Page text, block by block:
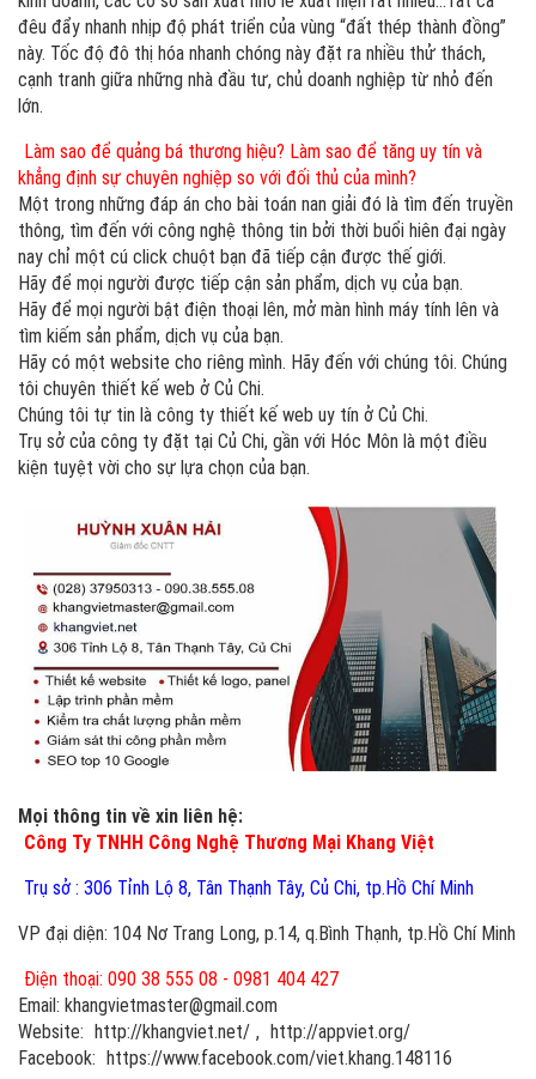
đêu đẩy nhanh nhịp độ phát triển của vùng “đất thép thành đồng”
này. Tốc độ đô thị hóa nhanh chóng này đặt ra nhiều thử thách,
cạnh tranh giữa những nhà đầu tư, chủ doanh nghiệp từ nhỏ đến
lớn.
Làm sao để quảng bá thương hiệu? Làm sao để tăng uy tín và
khẳng định sự chuyên nghiệp so với đối thủ của mình?
Một trong những đáp án cho bài toán nan giải đó là tìm đến truyền
thông, tìm đến với công nghệ thông tin bởi thời buổi hiên đại ngày
nay chỉ một cú click chuột bạn đã tiếp cận được thế giới.
Hãy để mọi người được tiếp cận sản phẩm, dịch vụ của bạn.
Hãy để mọi người bật điện thoại lên, mở màn hình máy tính lên và
tìm kiếm sản phẩm, dịch vụ của bạn.
Hãy có một website cho riêng mình. Hãy đến với chúng tôi. Chúng
tôi chuyên thiết kế web ở Củ Chi.
Chúng tôi tự tin là công ty thiết kế web uy tín ở Củ Chi.
Trụ sở của công ty đặt tại Củ Chi, gần với Hóc Môn là một điều
kiện tuyệt vời cho sự lựa chọn của bạn.
Mọi thông tin về xin liên hệ:
Công Ty TNHH Công Nghệ Thương Mại Khang Việt
Trụ sở : 306 Tỉnh Lộ 8, Tân Thạnh Tây, Củ Chi, tp.Hồ Chí Minh
VP đại diện: 104 Nơ Trang Long, p.14, q.Bình Thạnh, tp.Hồ Chí Minh
Điện thoại: 090 38 555 08 - 0981 404 427
Email: khangvietmaster@gmail.com
Website: http://khangviet.net/ , http://appviet.org/
Facebook: https://www.facebook.com/viet.khang.148116